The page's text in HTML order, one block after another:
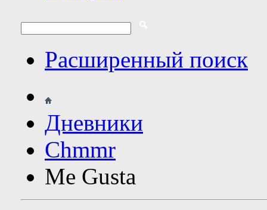
Расширенный поиск
Дневники
Chmmr
Me Gusta